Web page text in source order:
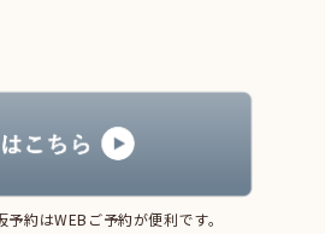
約はWEBご予約が便利です。